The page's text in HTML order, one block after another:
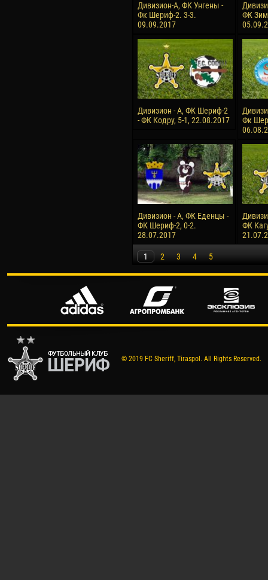
Дивизион-А, ФК Унгены -
Фк Шериф-2. 3-3.
09.09.2017
ФК
Дивизион - А, ФК Шериф-2
- ФК Кодру, 5-1, 22.08.2017
Фк
Дивизион - А, ФК Еденцы -
ФК Шериф-2, 0-2.
28.07.2017
ФК
1 2 3 4 5
© 2019 FC Sheriff, Tiraspol. All Rights Reserved.